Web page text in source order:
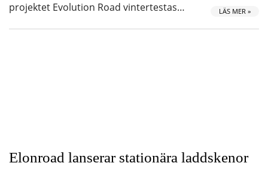
projektet Evolution Road vintertestas…
LÄS MER »
Elonroad lanserar stationära laddskenor